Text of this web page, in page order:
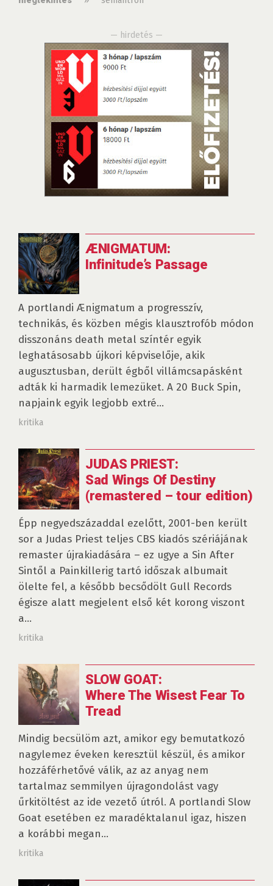
— hirdetés —
ÆNIGMATUM:
Infinitude’s Passage
A portlandi Ænigmatum a progresszív,
technikás, és közben mégis klausztrofób módon
disszonáns death metal színtér egyik
leghatásosabb újkori képviselője, akik
augusztusban, derült égből villámcsapásként
adták ki harmadik lemezüket. A 20 Buck Spin,
napjaink egyik legjobb extré...
kritika
JUDAS PRIEST:
Sad Wings Of Destiny
(remastered – tour edition)
Épp negyedszázaddal ezelőtt, 2001-ben került
sor a Judas Priest teljes CBS kiadós szériájának
remaster újrakiadására – ez ugye a Sin After
Sintől a Painkillerig tartó időszak albumait
ölelte fel, a később becsődölt Gull Records
égisze alatt megjelent első két korong viszont
a...
kritika
SLOW GOAT:
Where The Wisest Fear To
Tread
Mindig becsülöm azt, amikor egy bemutatkozó
nagylemez éveken keresztül készül, és amikor
hozzáférhetővé válik, az az anyag nem
tartalmaz semmilyen újragondolást vagy
űrkitöltést az ide vezető útról. A portlandi Slow
Goat esetében ez maradéktalanul igaz, hiszen
a korábbi megan...
kritika